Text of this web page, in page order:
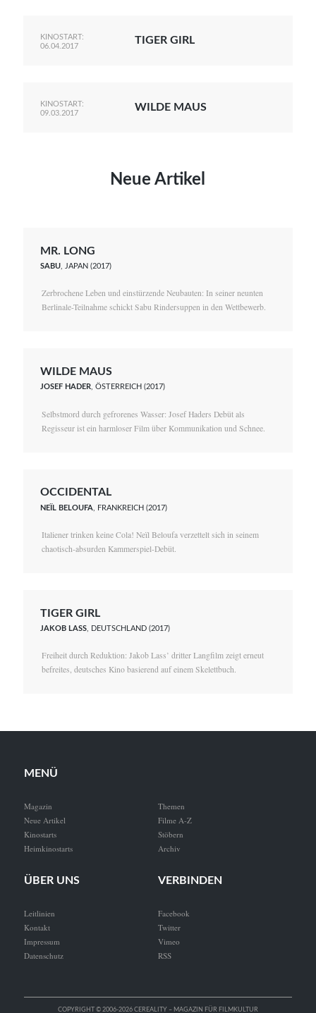
KINOSTART:
06.04.2017
TIGER GIRL
KINOSTART:
09.03.2017
WILDE MAUS
Neue Artikel
MR. LONG
SABU , JAPAN (2017)
Zerbrochene Leben und einstürzende Neubauten: In seiner neunten
Berlinale-Teilnahme schickt Sabu Rindersuppen in den Wettbewerb.
WILDE MAUS
JOSEF HADER , ÖSTERREICH (2017)
Selbstmord durch gefrorenes Wasser: Josef Haders Debüt als
Regisseur ist ein harmloser Film über Kommunikation und Schnee.
OCCIDENTAL
NEÏL BELOUFA , FRANKREICH (2017)
Italiener trinken keine Cola! Neïl Beloufa verzettelt sich in seinem
chaotisch-absurden Kammerspiel-Debüt.
TIGER GIRL
JAKOB LASS , DEUTSCHLAND (2017)
Freiheit durch Reduktion: Jakob Lass’ dritter Langfilm zeigt erneut
befreites, deutsches Kino basierend auf einem Skelettbuch.
MENÜ
Magazin
Neue Artikel
Kinostarts
Heimkinostarts
Themen
Filme A-Z
Stöbern
Archiv
ÜBER UNS
Leitlinien
Kontakt
Impressum
Datenschutz
VERBINDEN
Facebook
Twitter
Vimeo
RSS
COPYRIGHT © 2006-2026 CEREALITY – MAGAZIN FÜR FILMKULTUR